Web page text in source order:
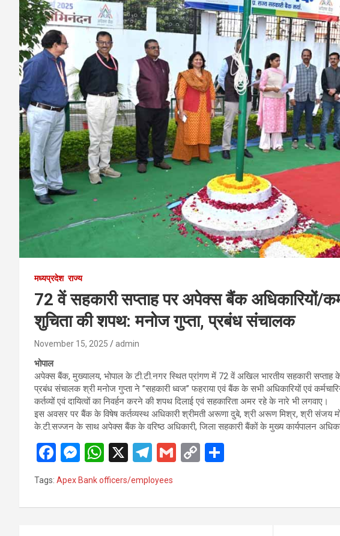
मध्यप्रदेश राज्य
72 वें सहकारी सप्ताह पर अपेक्स बैंक अधिकारियों/
शुचिता की शपथ: मनोज गुप्ता, प्रबंध संचालक
November 15, 2025 admin
भोपाल
अपेक्स बैंक, मुख्यालय, भोपाल के टी.टी.नगर स्थित प्रांगण में 72 वें अखिल भारतीय सहकारी
प्रबंध संचालक श्री मनोज गुप्ता ने ’’सहकारी ध्वज’’ फहराया एवं बैंक के सभी अधिकारियों एवं
कर्तव्यों एवं दायित्वों का निवर्हन करने की शपथ दिलाई एवं सहकारिता अमर रहे के नारे भी लगवाए।
इस अवसर पर बैंक के विषेष कर्तव्यस्थ अधिकारी श्रीमती अरूणा दुबे, श्री अरूण मिश्र, श्री संजय
के.टी.सज्जन के साथ अपेक्स बैंक के वरिष्ठ अधिकारी, जिला सहकारी बैंकों के मुख्य कार्यपालन
F
a
ce
b
M
es
se
n
W
h
at
s
X
T
e
gr
G
C
Li e
Tags: Apex Bank officers/employees